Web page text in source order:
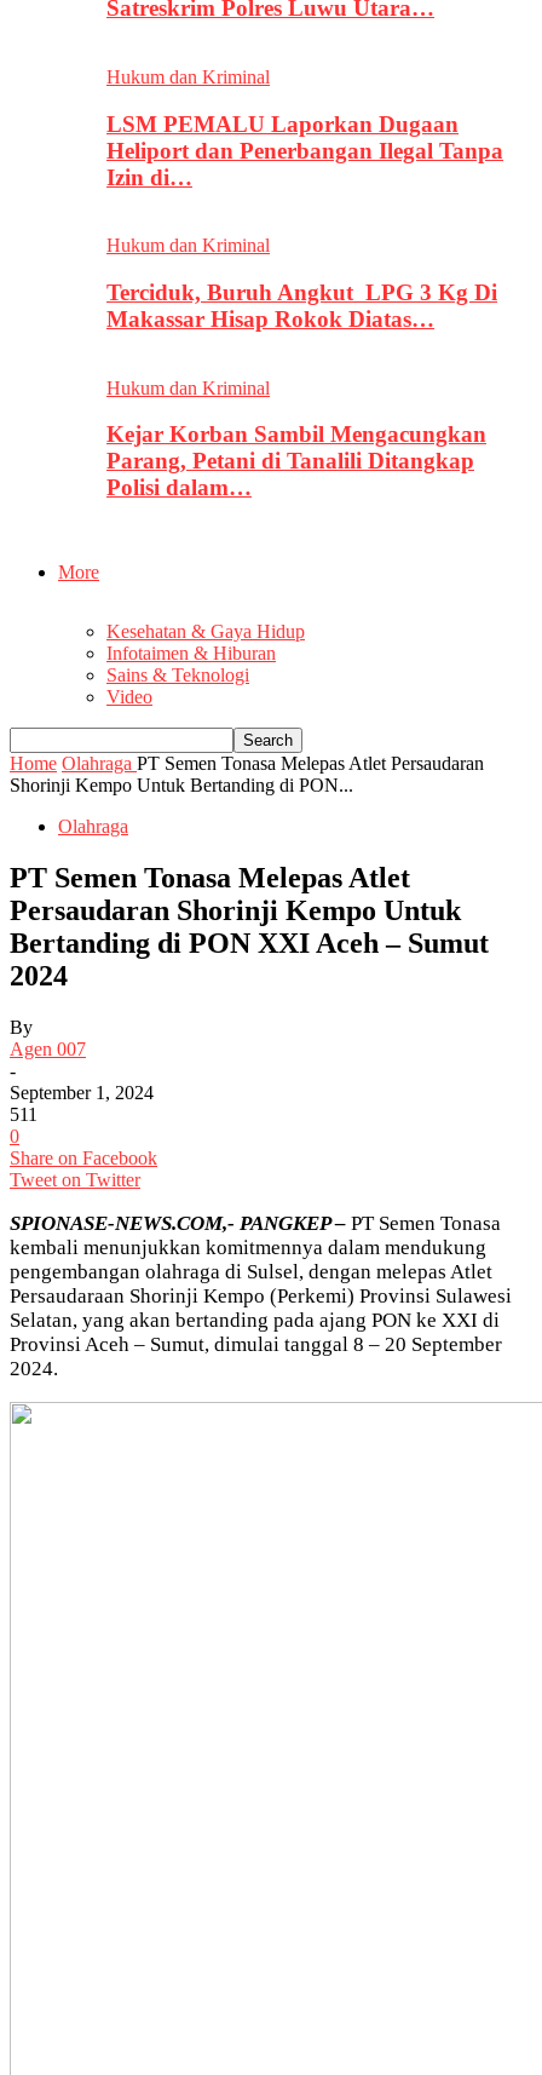
Satreskrim Polres Luwu Utara…
Hukum dan Kriminal
LSM PEMALU Laporkan Dugaan
Heliport dan Penerbangan Ilegal Tanpa
Izin di…
Hukum dan Kriminal
Terciduk, Buruh Angkut LPG 3 Kg Di
Makassar Hisap Rokok Diatas…
Hukum dan Kriminal
Kejar Korban Sambil Mengacungkan
Parang, Petani di Tanalili Ditangkap
Polisi dalam…
More
Kesehatan & Gaya Hidup
Infotaimen & Hiburan
Sains & Teknologi
Video
Home Olahraga PT Semen Tonasa Melepas Atlet Persaudaran
Shorinji Kempo Untuk Bertanding di PON...
Olahraga
PT Semen Tonasa Melepas Atlet
Persaudaran Shorinji Kempo Untuk
Bertanding di PON XXI Aceh – Sumut
2024
By
Agen 007
-
September 1, 2024
511
0
Share on Facebook
Tweet on Twitter
SPIONASE-NEWS.COM,- PANGKEP – PT Semen Tonasa
kembali menunjukkan komitmennya dalam mendukung
pengembangan olahraga di Sulsel, dengan melepas Atlet
Persaudaraan Shorinji Kempo (Perkemi) Provinsi Sulawesi
Selatan, yang akan bertanding pada ajang PON ke XXI di
Provinsi Aceh – Sumut, dimulai tanggal 8 – 20 September
2024.